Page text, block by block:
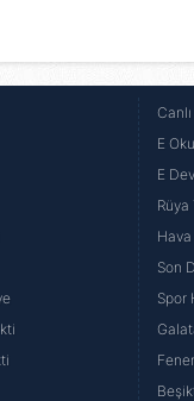
E
E
Rüya
Son
Spor